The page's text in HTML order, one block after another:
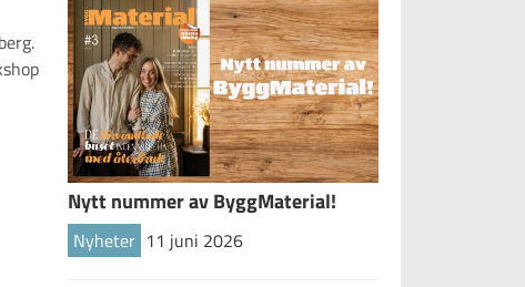
Nytt nummer av ByggMaterial!
Nyheter 11 juni 2026